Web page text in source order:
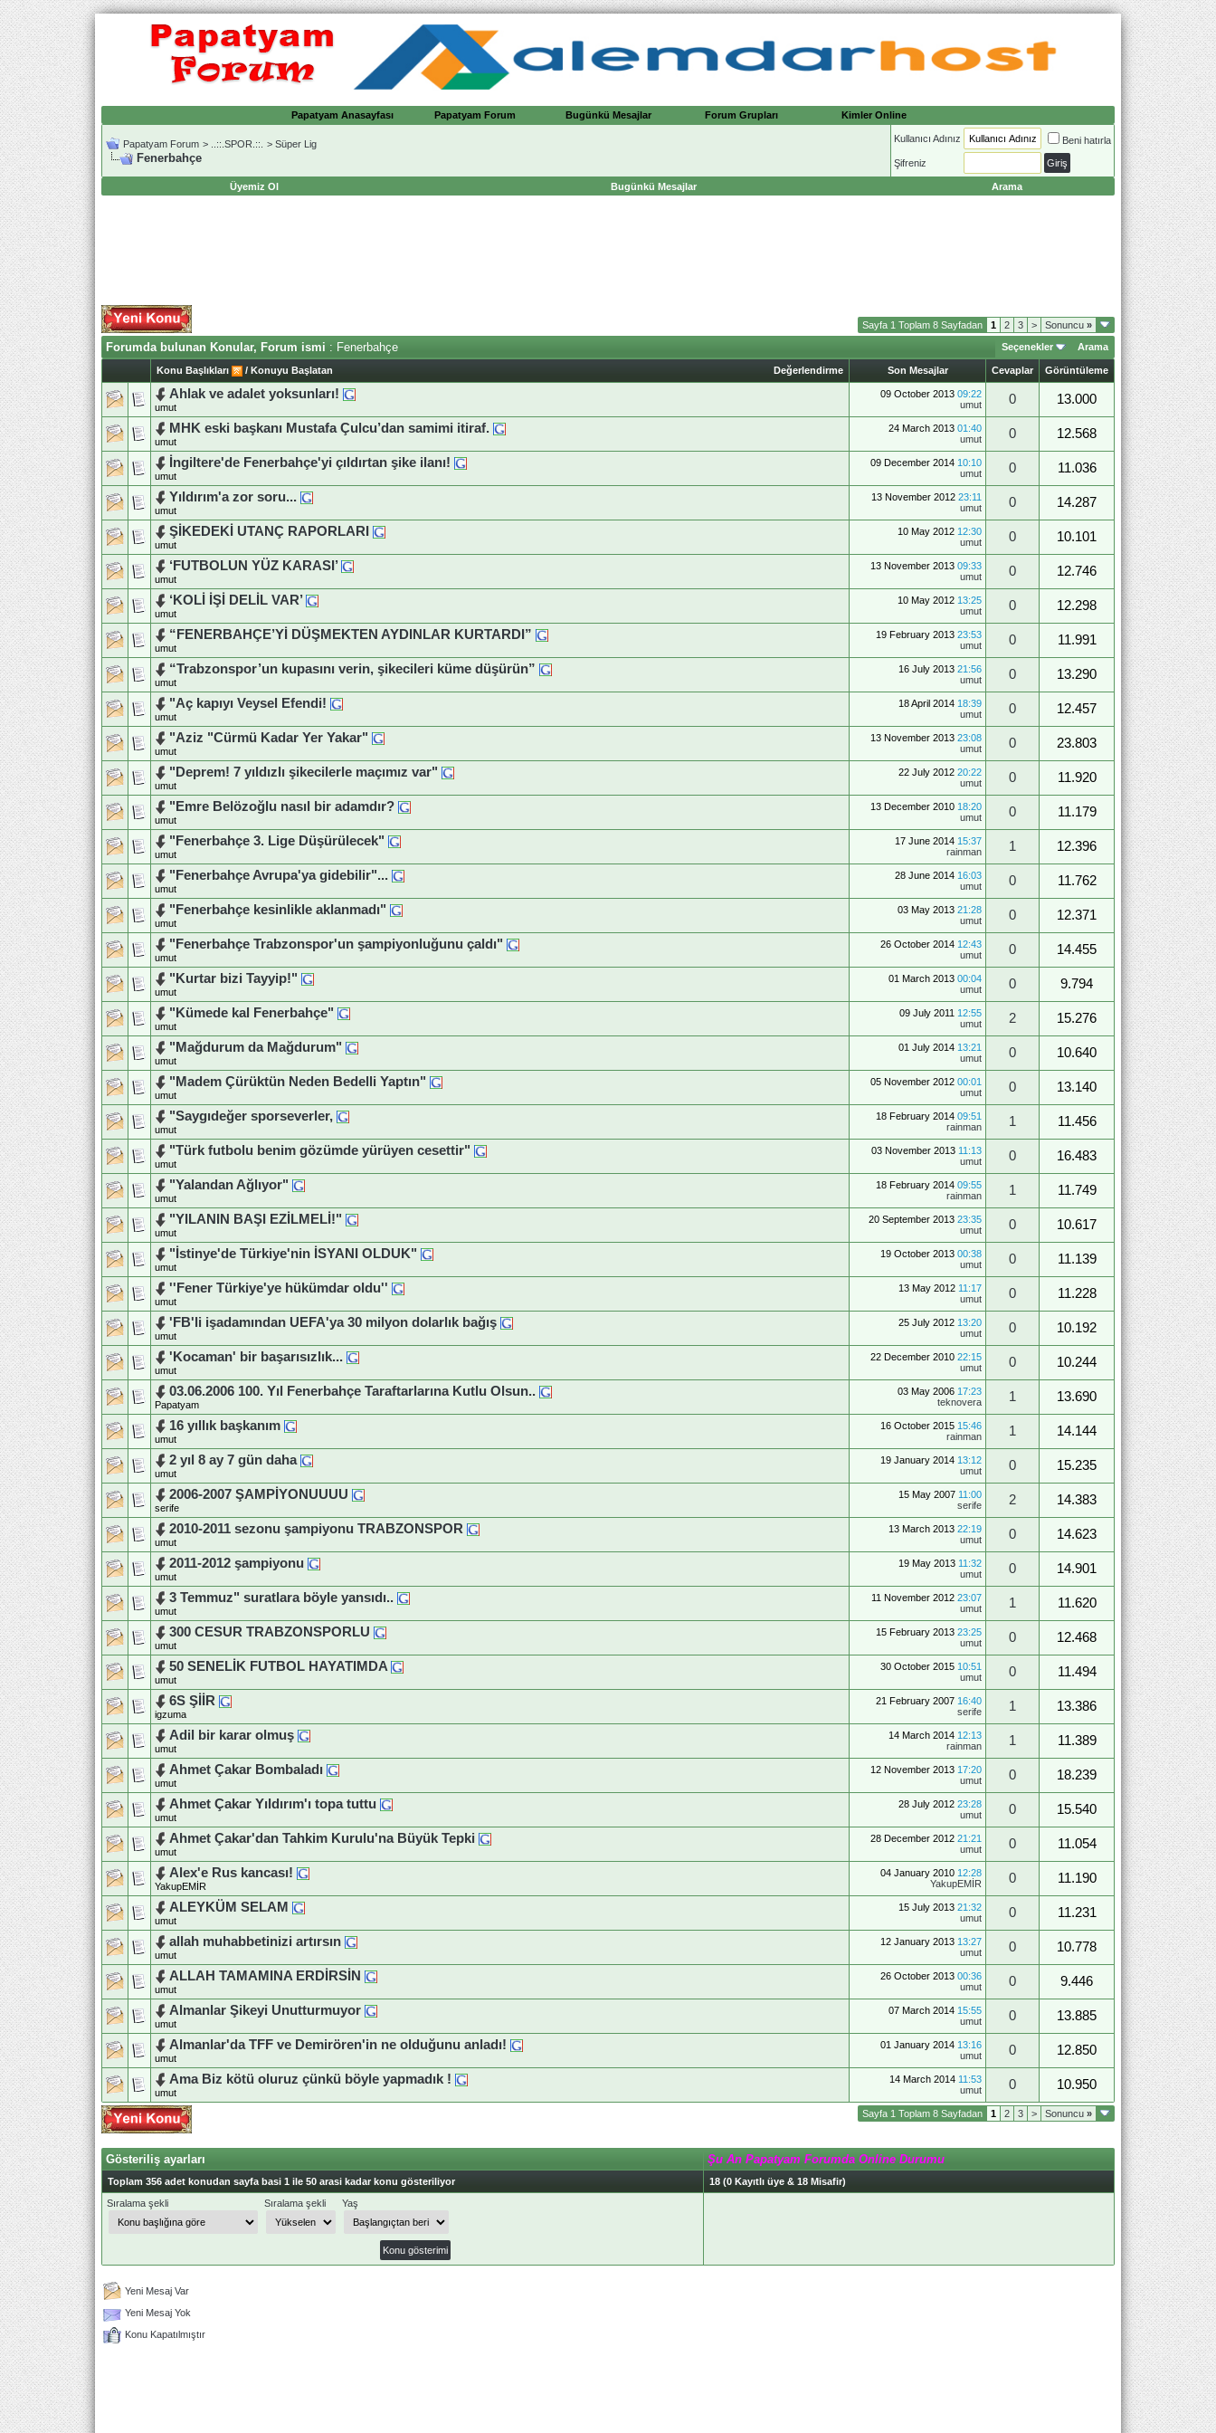
Papatyam Anasayfası Papatyam Forum Bugünkü Mesajlar Forum Grupları Kimler Online
Papatyam Forum > ..::.SPOR.::. > Süper Lig
Fenerbahçe
Kullanıcı Adınız Beni hatırla
Şifreniz
Üyemiz Ol Bugünkü Mesajlar Arama
Sayfa 1 Toplam 8 Sayfadan 1 2 3 > Sonuncu »
Forumda bulunan Konular, Forum ismi : Fenerbahçe Seçenekler Arama
Değerlendirme
Konu Başlıkları / Konuyu Başlatan Son Mesajlar Cevaplar Görüntüleme
Ahlak ve adalet yoksunları!
umut
09 October 2013 09:22
umut
0
13.000
MHK eski başkanı Mustafa Çulcu’dan samimi itiraf.
umut
24 March 2013 01:40
umut
0
12.568
İngiltere'de Fenerbahçe'yi çıldırtan şike ilanı!
umut
09 December 2014 10:10
umut
0
11.036
Yıldırım'a zor soru...
umut
13 November 2012 23:11
umut
0
14.287
ŞİKEDEKİ UTANÇ RAPORLARI
umut
10 May 2012 12:30
umut
0
10.101
‘FUTBOLUN YÜZ KARASI’
umut
13 November 2013 09:33
umut
0
12.746
‘KOLİ İŞİ DELİL VAR’
umut
10 May 2012 13:25
umut
0
12.298
“FENERBAHÇE’Yİ DÜŞMEKTEN AYDINLAR KURTARDI”
umut
19 February 2013 23:53
umut
0
11.991
“Trabzonspor’un kupasını verin, şikecileri küme düşürün”
umut
16 July 2013 21:56
umut
0
13.290
"Aç kapıyı Veysel Efendi!
umut
18 April 2014 18:39
umut
0
12.457
"Aziz "Cürmü Kadar Yer Yakar"
umut
13 November 2013 23:08
umut
0
23.803
"Deprem! 7 yıldızlı şikecilerle maçımız var"
umut
22 July 2012 20:22
umut
0
11.920
"Emre Belözoğlu nasıl bir adamdır?
umut
13 December 2010 18:20
umut
0
11.179
"Fenerbahçe 3. Lige Düşürülecek"
umut
17 June 2014 15:37
rainman
1
12.396
"Fenerbahçe Avrupa'ya gidebilir"...
umut
28 June 2014 16:03
umut
0
11.762
"Fenerbahçe kesinlikle aklanmadı"
umut
03 May 2013 21:28
umut
0
12.371
"Fenerbahçe Trabzonspor'un şampiyonluğunu çaldı"
umut
26 October 2014 12:43
umut
0
14.455
"Kurtar bizi Tayyip!"
umut
01 March 2013 00:04
umut
0
9.794
"Kümede kal Fenerbahçe"
umut
09 July 2011 12:55
umut
2
15.276
"Mağdurum da Mağdurum"
umut
01 July 2014 13:21
umut
0
10.640
"Madem Çürüktün Neden Bedelli Yaptın"
umut
05 November 2012 00:01
umut
0
13.140
"Saygıdeğer sporseverler,
umut
18 February 2014 09:51
rainman
1
11.456
"Türk futbolu benim gözümde yürüyen cesettir"
umut
03 November 2013 11:13
umut
0
16.483
"Yalandan Ağlıyor"
umut
18 February 2014 09:55
rainman
1
11.749
"YILANIN BAŞI EZİLMELİ!"
umut
20 September 2013 23:35
umut
0
10.617
"İstinye'de Türkiye'nin İSYANI OLDUK"
umut
19 October 2013 00:38
umut
0
11.139
''Fener Türkiye'ye hükümdar oldu''
umut
13 May 2012 11:17
umut
0
11.228
'FB'li işadamından UEFA'ya 30 milyon dolarlık bağış
umut
25 July 2012 13:20
umut
0
10.192
'Kocaman' bir başarısızlık...
umut
22 December 2010 22:15
umut
0
10.244
03.06.2006 100. Yıl Fenerbahçe Taraftarlarına Kutlu Olsun..
Papatyam
03 May 2006 17:23
teknovera
1
13.690
16 yıllık başkanım
umut
16 October 2015 15:46
rainman
1
14.144
2 yıl 8 ay 7 gün daha
umut
19 January 2014 13:12
umut
0
15.235
2006-2007 ŞAMPİYONUUUU
serife
15 May 2007 11:00
serife
2
14.383
2010-2011 sezonu şampiyonu TRABZONSPOR
umut
13 March 2013 22:19
umut
0
14.623
2011-2012 şampiyonu
umut
19 May 2013 11:32
umut
0
14.901
3 Temmuz" suratlara böyle yansıdı..
umut
11 November 2012 23:07
umut
1
11.620
300 CESUR TRABZONSPORLU
umut
15 February 2013 23:25
umut
0
12.468
50 SENELİK FUTBOL HAYATIMDA
umut
30 October 2015 10:51
umut
0
11.494
6S ŞİİR
igzuma
21 February 2007 16:40
serife
1
13.386
Adil bir karar olmuş
umut
14 March 2014 12:13
rainman
1
11.389
Ahmet Çakar Bombaladı
umut
12 November 2013 17:20
umut
0
18.239
Ahmet Çakar Yıldırım'ı topa tuttu
umut
28 July 2012 23:28
umut
0
15.540
Ahmet Çakar'dan Tahkim Kurulu'na Büyük Tepki
umut
28 December 2012 21:21
umut
0
11.054
Alex'e Rus kancası!
YakupEMİR
04 January 2010 12:28
YakupEMİR
0
11.190
ALEYKÜM SELAM
umut
15 July 2013 21:32
umut
0
11.231
allah muhabbetinizi artırsın
umut
12 January 2013 13:27
umut
0
10.778
ALLAH TAMAMINA ERDİRSİN
umut
26 October 2013 00:36
umut
0
9.446
Almanlar Şikeyi Unutturmuyor
umut
07 March 2014 15:55
umut
0
13.885
Almanlar'da TFF ve Demirören'in ne olduğunu anladı!
umut
01 January 2014 13:16
umut
0
12.850
Ama Biz kötü oluruz çünkü böyle yapmadık !
umut
14 March 2014 11:53
umut
0 10.950
Sayfa 1 Toplam 8 Sayfadan 1 2 3 > Sonuncu »
Gösteriliş ayarları Şu An Papatyam Forumda Online Durumu
Toplam 356 adet konudan sayfa basi 1 ile 50 arasi kadar konu gösteriliyor
18 (0 Kayıtlı üye & 18 Misafir)
Sıralama şekli
Sıralama şekli Yaş
Yeni Mesaj Var
Yeni Mesaj Yok
Konu Kapatılmıştır